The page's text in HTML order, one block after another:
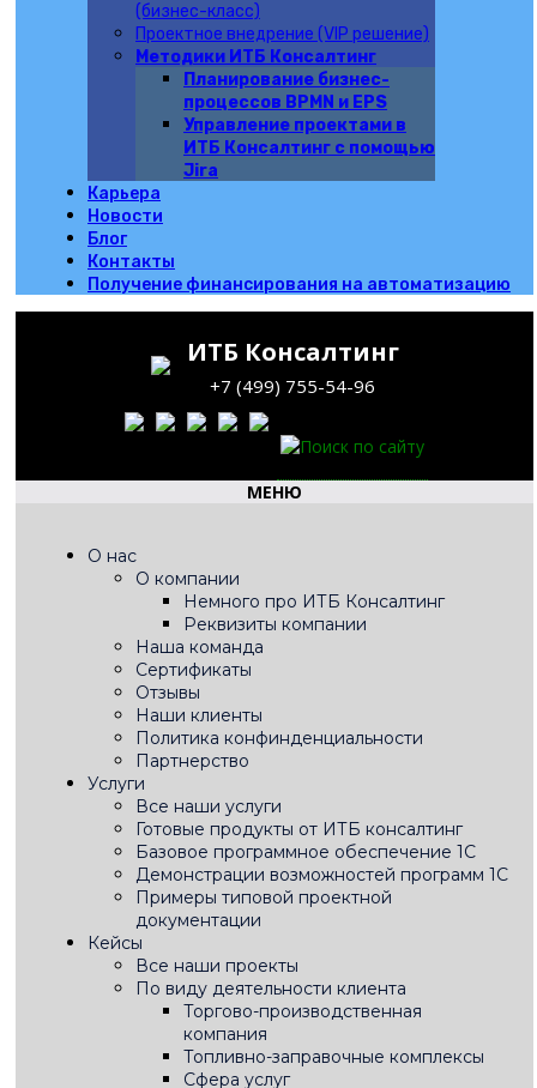
(бизнес-класс)
Проектное внедрение (VIP решение)
Методики ИТБ Консалтинг
Планирование бизнес-
процессов BPMN и EPS
Управление проектами в
ИТБ Консалтинг с помощью
Jira
Карьера
Новости
Блог
Контакты
Получение финансирования на автоматизацию
ИТБ Консалтинг
+7 (499) 755-54-96
МЕНЮ
О нас
О компании
Немного про ИТБ Консалтинг
Реквизиты компании
Наша команда
Сертификаты
Отзывы
Наши клиенты
Политика конфинденциальности
Партнерство
Услуги
Все наши услуги
Готовые продукты от ИТБ консалтинг
Базовое программное обеспечение 1С
Демонстрации возможностей программ 1С
Примеры типовой проектной
документации
Кейсы
Все наши проекты
По виду деятельности клиента
Торгово-производственная
компания
Топливно-заправочные комплексы
Сфера услуг